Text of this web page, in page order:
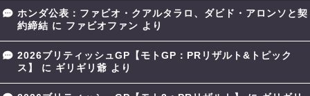
ホンダ公表：ファビオ・クアルタラロ、ダビド・アロンソと契
約締結 に ファビオファン より
2026ブリティッシュGP【モトGP：PRリザルト&トピック
ス】
に ギリギリ爺 より